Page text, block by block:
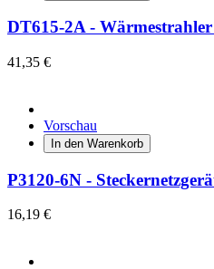
DT615-2A -
41,35 €
Vorschau
In den Warenkorb
P3120-6N -
16,19 €